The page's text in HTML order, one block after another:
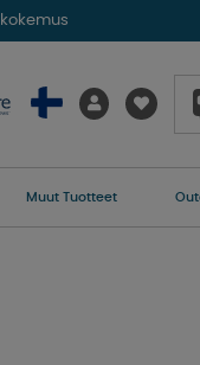
Muut Tuotteet